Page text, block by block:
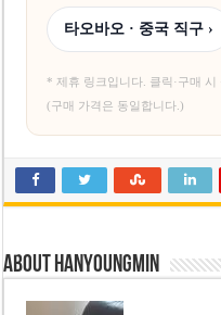
타오바오 · 중국 직구 ›
* 제휴 링크입니다. 클릭·구매
(구매 가격은 동일합니다.)
About hanyoungmin